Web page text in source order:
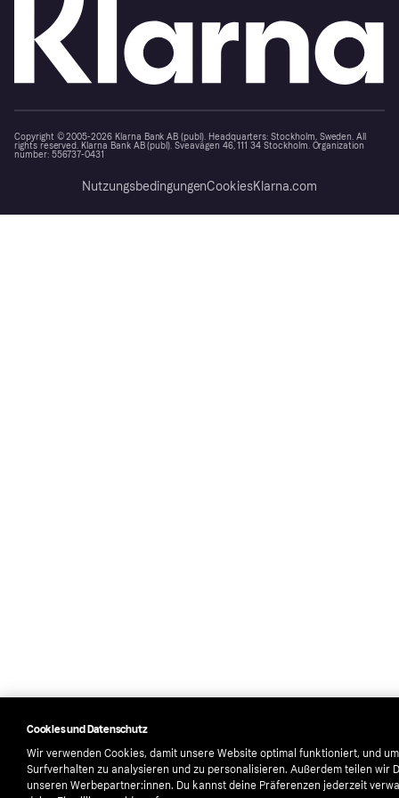
Copyright © 2005-2026 Klarna Bank AB (publ). Headquarters: Stockholm, Sweden. All
rights reserved. Klarna Bank AB (publ). Sveavägen 46, 111 34 Stockholm. Organization
number: 556737-0431
NutzungsbedingungenCookiesKlarna.com
Cookies und Datenschutz
Wir verwenden Cookies, damit unsere Website optimal funktioniert, und
Surfverhalten zu analysieren und zu personalisieren. Außerdem teilen wir
unseren Werbepartner:innen. Du kannst deine Präferenzen jederzeit